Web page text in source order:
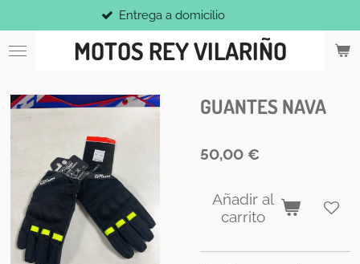
al
contenido
MOTOS REY VILARIÑO
Entrega a domicilio
GUANTES NAVA
50,00 €
Añadir al
carrito